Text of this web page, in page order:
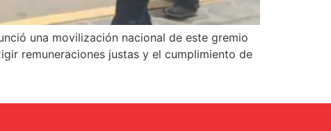
una movilización nacional de este gremio
remuneraciones justas y el cumplimiento de